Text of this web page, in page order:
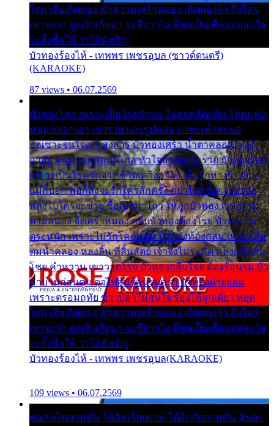
โศก เสียเถิดทอง พักความเศร้าหมอง เถิดทองจ๋า ถึงใคร
เขาจะว่า ลูกเจ้าเกิดมา จะชื่อว่าไง พี่ขอเป็นเพื่อนปลอบใจ
จะตั้งชื่อให้ ว่าไอ้บังเอิญ
บัวทองร้องไห้ - เทพพร เพชรอุบล (ซาวด์ดนตรี)
(KARAOKE)
87 views • 06.07.2569
บัวทองโศก เพราะเป็นโรครักรุม ในอกกลัดกลุ้ม โดนแฟน
หนุ่มหลอกเอา เขารวย และรูปหล่อ มาพะเน้าพะนอ
ออเซาะจนใจเบา สงสาร บัวทองเศร้า น้ำตาคลอเบ้า เฝ้า
อาลัย หนุ่มรูปหล่อหนีไกล หัวใจบัวทองระรวย บัวทองโศก
เพราะเป็นโรครักจาง ชีวิตเคว้งคว้าง เมื่อรักห่างร้างไกล
แม่ก็บอก พ่อก็สั่งจะรักใครสักครั้ง อย่าไปหวังความรวย
พลั้งไปใครจะช่วย ซื้อเปลมาไกว ให้ลูกบัวทอง เวรกรรม
ตามสนอง จึงเศร้าหมอง กลีบบัวทองต้องโรย บัวทองไม่
ตระหนัก เพราะไม่รักโคลนตม บัวทองท้องกลม เพราะลืม
ตมน้ำคลอง หลงลิ้น ที่สิ้นสัตย์ เจ้าจึงไม่ระมัด หลงกลิ่นลิ้น
โชย คำหวาน เขาวาดโรย บัวทองกลีบโรย ต้องร้อนรุม บัว
มาบานก่อนตูม ดุจไฟสุมร้อนรุมอุรา บัวทองผ่ายผอม
เพราะตรอมฤทัย ข้าวปลาไม่สนใจ ร้องไห้ลูกเดียว หยุด
โศก เสียเถิดทอง พักความเศร้าหมอง เถิดทองจ๋า ถึงใคร
เขาจะว่า ลูกเจ้าเกิดมา จะชื่อว่าไง พี่ขอเป็นเพื่อนปลอบใจ
จะตั้งชื่อให้ ว่าไอ้บังเอิญ
บัวทองร้องไห้ - เทพพร เพชรอุบล(KARAOKE)
109 views • 06.07.2569
พ่อส่งเงินสามพัน ให้ฉันเรียนราม ได้อีกสักสามพัน ฉันคง